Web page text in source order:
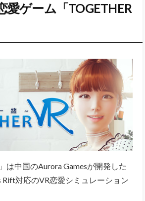
愛ゲーム「TOGETHER
は中国のAurora Gamesが開発した
Rift対応のVR恋愛シミュレーション